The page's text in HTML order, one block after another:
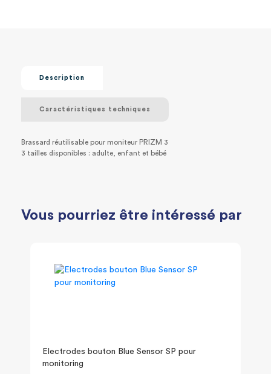
Description
Caractéristiques techniques
Brassard réutilisable pour moniteur PRIZM 3
3 tailles disponibles : adulte, enfant et bébé
Vous pourriez être intéressé par
Electrodes bouton Blue Sensor SP pour
monitoring